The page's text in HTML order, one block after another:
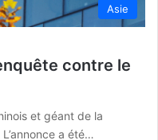
Asie
contre le
et géant de la
a été…